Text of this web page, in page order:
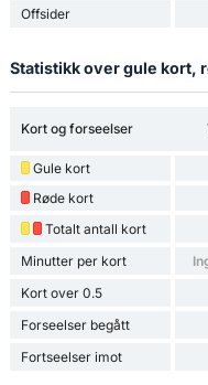
Offsider
Statistikk over gule kort,
Kort og forseelser
Gule kort
Røde kort
Totalt antall kort
Minutter per kort
Kort over 0.5
Forseelser begått
Fortseelser imot